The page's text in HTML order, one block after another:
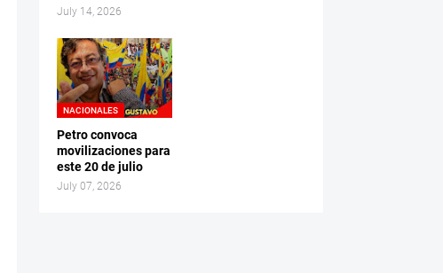
July 14, 2026
NACIONALES
Petro convoca
movilizaciones para
este 20 de julio
July 07, 2026